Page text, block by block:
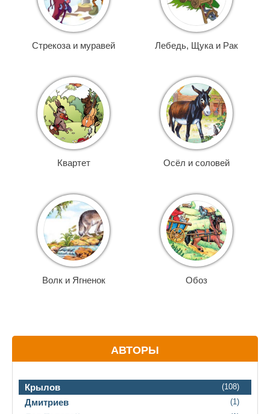
Стрекоза и муравей Лебедь, Щука и Рак
Квартет Осёл и соловей
Волк и Ягненок Обоз
АВТОРЫ
Крылов (108)
Дмитриев (1)